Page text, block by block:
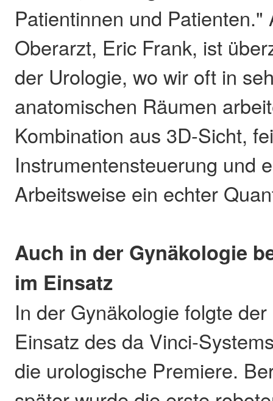
Patientinnen und
Oberarzt, Eric Frank, ist
der Urologie, wo wir oft in
anatomischen Räumen
Kombination aus 3D-Sicht,
Instrumentensteuerung und
Arbeitsweise ein echter
Auch in der Gynäkologie
im Einsatz
In der Gynäkologie folgte
Einsatz des da Vinci-
die urologische Premiere.